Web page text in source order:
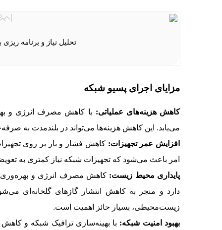
تحلیل نیاز و برنامه
مزایای اجرای پسیو شبکه
کاهش هزینه‌های عملیاتی: با کاهش مصرف انرژی و
می‌یابد. این کاهش هزینه‌ها می‌تواند در بلندمدت به
افزایش عمر تجهیزات: کاهش فشار و بار بر روی
امر باعث می‌شود که تجهیزات شبکه نیاز کمتری به
پایداری محیط زیست: کاهش مصرف انرژی و بهره‌وری
دارد و منجر به کاهش انتشار گازهای گلخانه‌ای
زیست‌محیطی، بسیار حائز اهمیت است.
بهبود امنیت شبکه: با بهینه‌سازی ترافیک شبکه و